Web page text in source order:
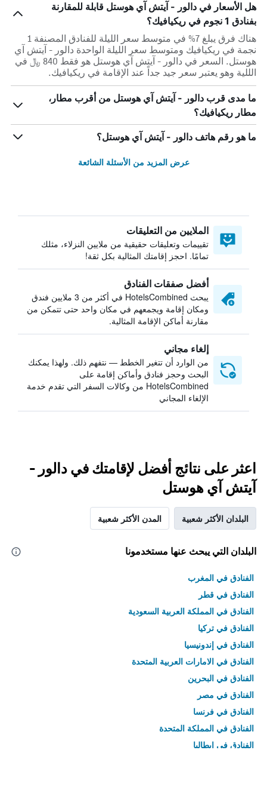
هل الأسعار في دالور - آيتش آي هوستل قابلة للمقارنة
بفنادق 1 نجوم في ريكيافيك؟
هناك فرق يبلغ 7% في متوسط ​​سعر الليلة للفنادق المصنفة 1
نجمة في ريكيافيك ومتوسط ​​سعر الليلة الواحدة دالور - آيتش آي
هوستل. السعر في دالور - آيتش آي هوستل هو فقط 840 ﷼ في
الللية وهو يعتبر سعر جيد جداً عند الإقامة في ريكيافيك.
ما مدى قرب دالور - آيتش آي هوستل من أقرب مطار،
مطار ريكيافيك؟
ما هو رقم هاتف دالور - آيتش آي هوستل؟
عرض المزيد من الأسئلة الشائعة
الملايين من التعليقات
تقييمات وتعليقات حقيقية من ملايين النزلاء، مثلك
تمامًا. احجز إقامتك المثالية بكل ثقة!
أفضل صفقات الفنادق
يبحث HotelsCombined في أكثر من 3 ملايين فندق
ومكان إقامة ويجمعهم في مكان واحد حتى تتمكن من
مقارنة أماكن الإقامة المثالية.
إلغاء مجاني
من الوارد أن تتغير الخطط — نتفهم ذلك. ولهذا يمكنك
البحث وحجز فنادق وأماكن إقامة على
HotelsCombined من وكالات السفر التي تقدم خدمة
الإلغاء المجاني
اعثر على نتائج أفضل لإقامتك في دالور -
آيتش آي هوستل
البلدان الأكثر شعبية المدن الأكثر شعبية
البلدان التي يبحث عنها مستخدمونا
الفنادق في المغرب
الفنادق في قطر
الفنادق في المملكة العربية السعودية
الفنادق في تركيا
الفنادق في إندونيسيا
الفنادق في الامارات العربية المتحدة
الفنادق في البحرين
الفنادق في مصر
الفنادق في فرنسا
الفنادق في المملكة المتحدة
الفنادق في إيطاليا